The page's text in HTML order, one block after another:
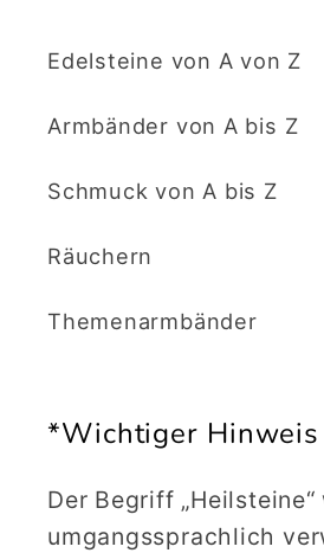
Edelsteine von A von Z
Armbänder von A bis Z
Schmuck von A bis Z
Räuchern
Themenarmbänder
*Wichtiger Hinweis
Der Begriff „Heilsteine“
umgangssprachlich